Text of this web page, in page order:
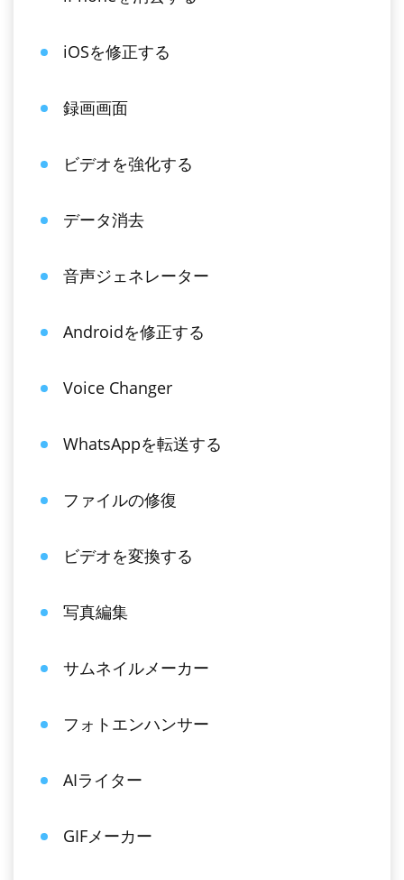
iOSを修正する
録画画面
ビデオを強化する
データ消去
音声ジェネレーター
Androidを修正する
Voice Changer
WhatsAppを転送する
ファイルの修復
ビデオを変換する
写真編集
サムネイルメーカー
フォトエンハンサー
AIライター
GIFメーカー